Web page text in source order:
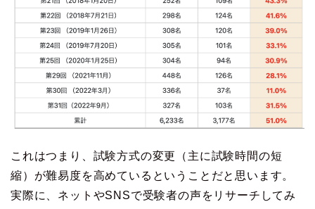
これはつまり、試験方式の変更（主に試験時間の短
縮）が難易度を高めているということだと思います。
実際に、ネットやSNSで受験者の声をリサーチしてみ